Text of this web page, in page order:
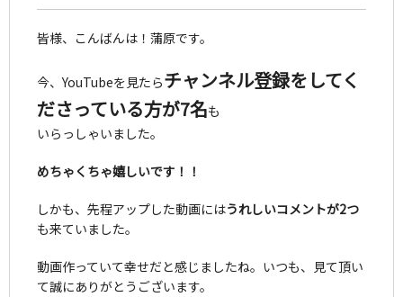
皆様、こんばんは！蒲原です。
今、YouTubeを見たらチャンネル登録をしてく
ださっている方が7名も
いらっしゃいました。
めちゃくちゃ嬉しいです！！
しかも、先程アップした動画にはうれしいコメントが2つ
も来ていました。
動画作っていて幸せだと感じましたね。いつも、見て頂い
て誠にありがとうございます。